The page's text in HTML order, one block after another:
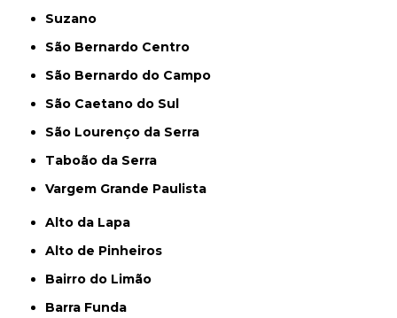
Suzano
São Bernardo Centro
São Bernardo do Campo
São Caetano do Sul
São Lourenço da Serra
Taboão da Serra
Vargem Grande Paulista
Alto da Lapa
Alto de Pinheiros
Bairro do Limão
Barra Funda